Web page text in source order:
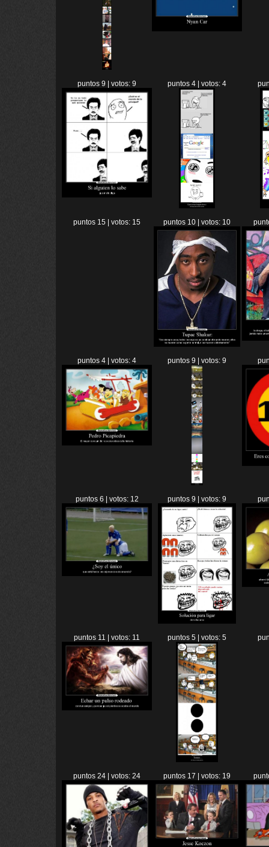
puntos 9 | votos: 9 puntos 4 | votos: 4
puntos 15 | votos: 15 puntos 10 | votos: 10
puntos 4 | votos: 4 puntos 9 | votos: 9
puntos 6 | votos: 12 puntos 9 | votos: 9
puntos 11 | votos: 11 puntos 5 | votos: 5
puntos 24 | votos: 24 puntos 17 | votos: 19